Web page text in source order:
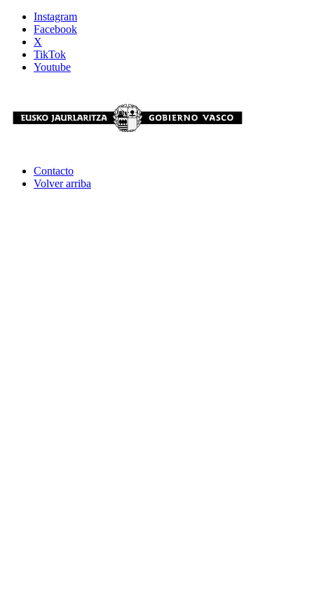
Instagram
Facebook
X
TikTok
Youtube
Contacto
Volver arriba